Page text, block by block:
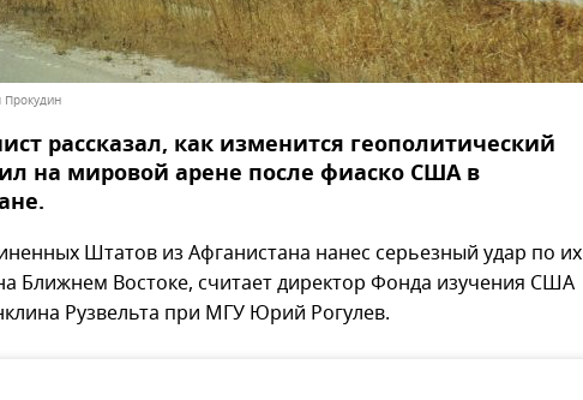
рассказал, как изменится геополитический
на мировой арене после фиаско США в
Штатов из Афганистана нанес серьезный удар по их
Ближнем Востоке, считает директор Фонда изучения США
Рузвельта при МГУ Юрий Рогулев.